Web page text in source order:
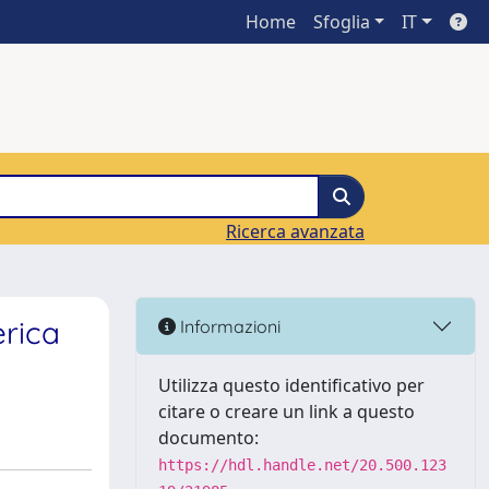
Home Sfoglia IT
Ricerca avanzata
Informazioni
Utilizza questo identificativo per
citare o creare un link a questo
documento:
https://hdl.handle.net/20.500.123